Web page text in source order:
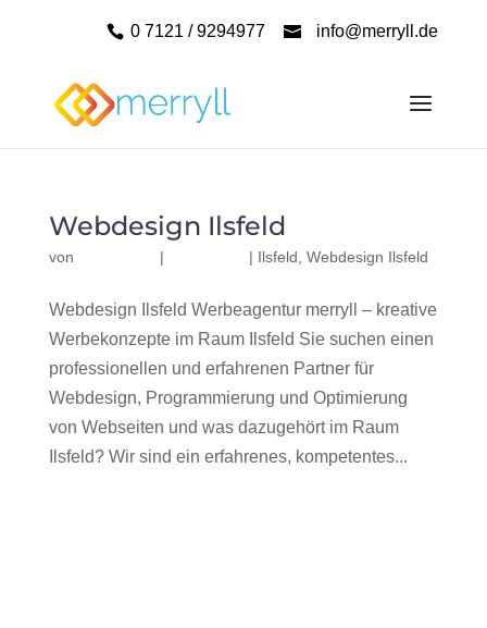
0 7121 / 9294977 info@merryll.de
Webdesign Ilsfeld
von | | Ilsfeld Webdesign Ilsfeld
Webdesign Ilsfeld Werbeagentur merryll – kreative
Werbekonzepte im Raum Ilsfeld Sie suchen einen
professionellen und erfahrenen Partner für
Webdesign, Programmierung und Optimierung
von Webseiten und was dazugehört im Raum
Ilsfeld? Wir sind ein erfahrenes, kompetentes...